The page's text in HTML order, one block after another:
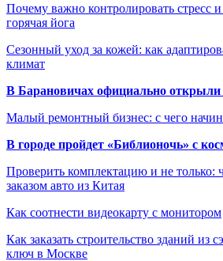
Почему важно контролировать стресс
горячая йога
Сезонный уход за кожей: как
климат
В Барановичах официально открыли
Малый ремонтный бизнес: с чего
В городе пройдет «Библионочь» с
Проверить комплектацию и не только:
заказом авто из Китая
Как соотнести видеокарту с монитором
Как заказать строительство зданий из
ключ в Москве